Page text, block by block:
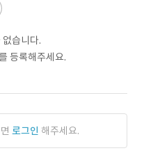
습니다.
등록해주세요.
로그인 해주세요.